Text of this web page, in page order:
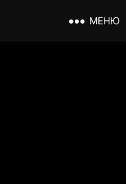
МЕНЮ